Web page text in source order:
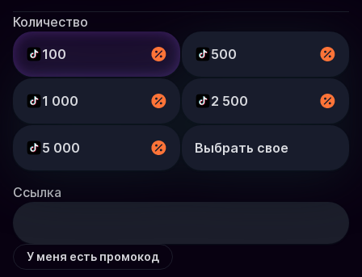
Количество
100
500
1 000 2 500
5 000 Выбрать свое
Ссылка
У меня есть промокод